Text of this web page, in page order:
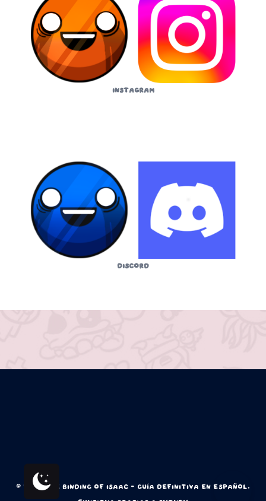
Instagram
Discord
© 2026 The Binding of Isaac - Guía Definitiva en Español.